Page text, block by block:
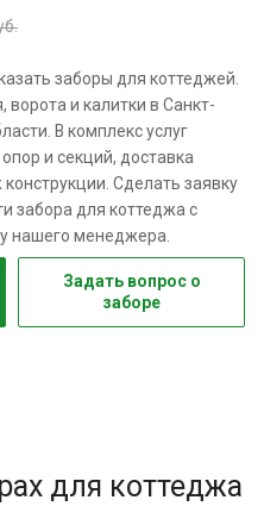
заборы для коттеджей.
и калитки в Санкт-
В комплекс услуг
и секций, доставка
Сделать заявку
забора для коттеджа с
нашего менеджера.
Задать вопрос о
заборе
для коттеджа